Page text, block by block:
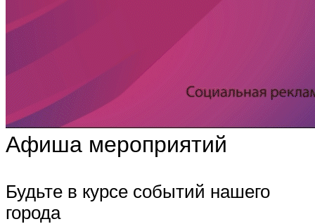
Афиша мероприятий
Будьте в курсе событий нашего
города